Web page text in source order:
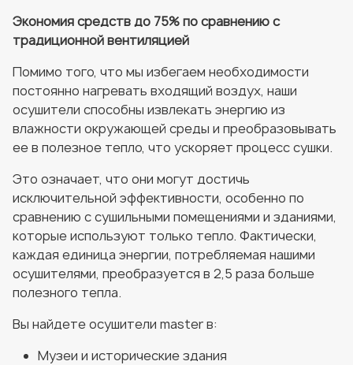
Экономия средств до 75% по сравнению с
традиционной вентиляцией
Помимо того, что мы избегаем необходимости
постоянно нагревать входящий воздух, наши
осушители способны извлекать энергию из
влажности окружающей среды и преобразовывать
ее в полезное тепло, что ускоряет процесс сушки.
Это означает, что они могут достичь
исключительной эффективности, особенно по
сравнению с сушильными помещениями и зданиями,
которые используют только тепло. Фактически,
каждая единица энергии, потребляемая нашими
осушителями, преобразуется в 2,5 раза больше
полезного тепла.
Вы найдете осушители master в:
Музеи и исторические здания